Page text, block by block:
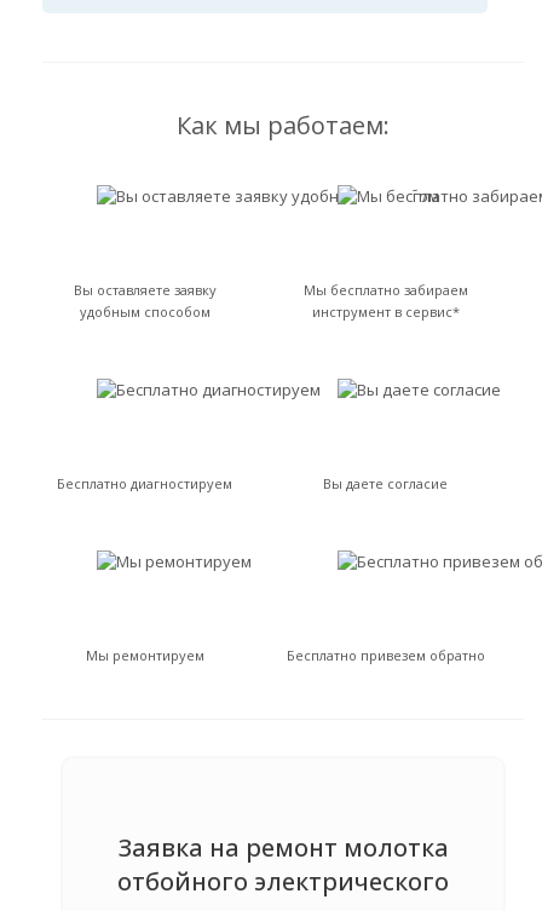
Как мы работаем:
Вы оставляете заявку
удобным способом
Мы бесплатно забираем
инструмент в сервис*
Бесплатно диагностируем Вы даете согласие
Мы ремонтируем Бесплатно привезем обратно
Заявка на ремонт молотка
отбойного электрического